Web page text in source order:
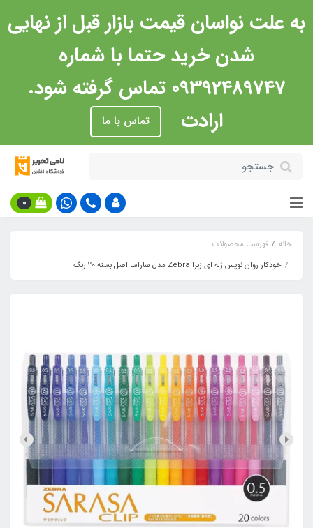
به علت نواسان قیمت بازار قبل از نهایی
شدن خرید حتما با شماره
09392489747 تماس گرفته شود.
ارادت
تماس با ما
0
خانه
فهرست محصولات
خودکار روان نویس ژله ای زبرا Zebra مدل ساراسا اصل بسته 20 رنگ